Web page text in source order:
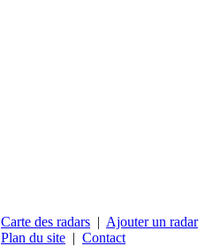
Carte des radars | Ajouter un radar
Plan du site | Contact